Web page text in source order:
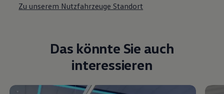
Zu unserem Nutzfahrzeuge Standort
Das könnte Sie auch
interessieren